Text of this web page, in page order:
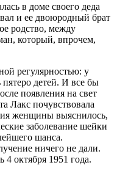
в доме своего деда
и ее двоюродный брат
родство, между
который, впрочем,
регулярностью: у
детей. И все бы
появления на свет
Лакс почувствовала
женщины выяснилось,
заболевание шейки
шанса.
ничего не дали.
4 октября 1951 года.